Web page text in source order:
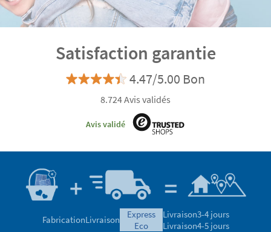
Satisfaction garantie
4.47/5.00 Bon
8.724 Avis validés
Avis validé
FabricationLivraison
express
eco
Livraison3-4 jours
Livraison4-5 jours